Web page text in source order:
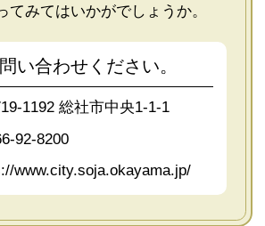
てみてはいかがでしょうか。
い合わせください。
1192 総社市中央1-1-1
92-8200
www.city.soja.okayama.jp/